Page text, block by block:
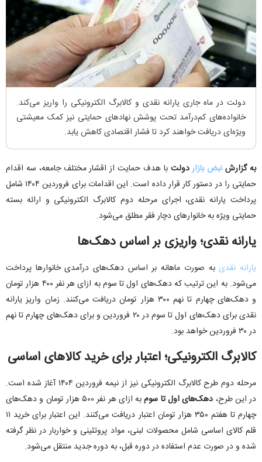
دولت در ماه جاری یارانه نقدی و کالابرگ الکترونیکی را واریز می‌کند.
خانواده‌های کم‌درآمد تحت پوشش نهادهای حمایتی نیز کمک معیشتی
ویژه‌ای دریافت خواهند کرد تا فشار اقتصادی کاهش یابد.
به گزارشنبض بازاردولت با هدف حمایت از اقشار مختلف جامعه، سه اقدام
حمایتی را در دستور کار قرار داده است. این اقدامات برای فروردین ۱۴۰۴ شامل
پرداخت یارانه نقدی، اجرای مرحله دوم کالابرگ الکترونیکی و ارائه بسته
حمایتی ویژه به خانوارهای دچار فقر مطلق می‌شود.
یارانه نقدی؛ واریزی بر اساس دهک‌ها
یارانه نقدیبه صورت ماهانه بر اساس دهک‌های درآمدی خانوارها پرداخت
می‌شود. به این ترتیب که دهک‌های اول تا سوم به ازای هر نفر ۴۰۰ هزار تومان
و دهک‌های چهارم تا نهم ۳۰۰ هزار تومان دریافت می‌کنند. زمان واریز یارانه
نقدی برای دهک‌های اول تا سوم در ۲۰ فروردین و برای دهک‌های چهارم تا نهم
در ۳۰ فروردین خواهد بود.
کالابرگ الکترونیکی؛ اعتبار برای خرید کالاهای اساسی
مرحله دوم طرح کالابرگ الکترونیکی نیز از نیمه فروردین ۱۴۰۴ آغاز شده است.
در این طرح، دهک‌های اول تا سوم
به ازای هر نفر ۵۰۰ هزار تومان و دهک‌های
چهارم تا هفتم ۳۵۰ هزار تومان اعتبار دریافت می‌کنند. این اعتبار برای خرید ۱۱
قلم کالای اساسی شامل محصولات لبنی، مواد پروتئینی و خواربار در نظر گرفته
شده و در صورت عدم استفاده در دوره قبل، به دوره جدید منتقل می‌شود.